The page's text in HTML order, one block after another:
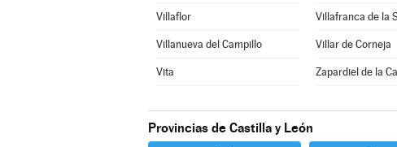
Villaflor Villafranca de la
Villanueva del Campillo Villar de Corneja
Vita Zapardiel de la
Provincias de Castilla y León